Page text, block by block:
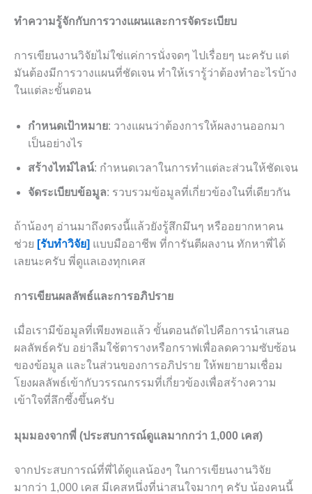
ทำความรู้จักกับการวางแผนและการจัดระเบียบ
การเขียนงานวิจัยไม่ใช่แค่การนั่งจดๆ ไปเรื่อยๆ นะครับ แต่
มันต้องมีการวางแผนที่ชัดเจน ทำให้เรารู้ว่าต้องทำอะไรบ้าง
ในแต่ละขั้นตอน
กำหนดเป้าหมาย: วางแผนว่าต้องการให้ผลงานออกมา
เป็นอย่างไร
สร้างไทม์ไลน์: กำหนดเวลาในการทำแต่ละส่วนให้ชัดเจน
จัดระเบียบข้อมูล: รวบรวมข้อมูลที่เกี่ยวข้องในที่เดียวกัน
ถ้าน้องๆ อ่านมาถึงตรงนี้แล้วยังรู้สึกมึนๆ หรืออยากหาคน
ช่วย [รับทำวิจัย] แบบมืออาชีพ ที่การันตีผลงาน ทักหาพี่ได้
เลยนะครับ พี่ดูแลเองทุกเคส
การเขียนผลลัพธ์และการอภิปราย
เมื่อเรามีข้อมูลที่เพียงพอแล้ว ขั้นตอนถัดไปคือการนำเสนอ
ผลลัพธ์ครับ อย่าลืมใช้ตารางหรือกราฟเพื่อลดความซับซ้อน
ของข้อมูล และในส่วนของการอภิปราย ให้พยายามเชื่อม
โยงผลลัพธ์เข้ากับวรรณกรรมที่เกี่ยวข้องเพื่อสร้างความ
เข้าใจที่ลึกซึ้งขึ้นครับ
มุมมองจากพี่ (ประสบการณ์ดูแลมากกว่า 1,000 เคส)
จากประสบการณ์ที่พี่ได้ดูแลน้องๆ ในการเขียนงานวิจัย
มากว่า 1,000 เคส มีเคสหนึ่งที่น่าสนใจมากๆ ครับ น้องคนนี้